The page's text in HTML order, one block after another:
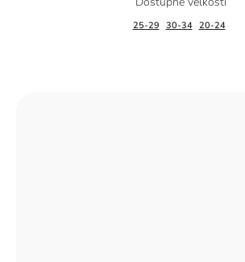
25-29 30-34 20-24